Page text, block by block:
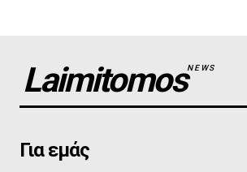
LaimitomosNEWS
Για εμάς